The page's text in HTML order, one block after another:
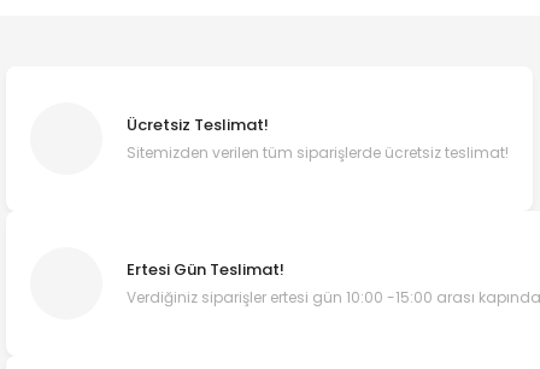
Ücretsiz Teslimat!
Sitemizden verilen tüm siparişlerde ücretsiz teslimat!
Ertesi Gün Teslimat!
Verdiğiniz siparişler ertesi gün 10:00 -15:00 arası